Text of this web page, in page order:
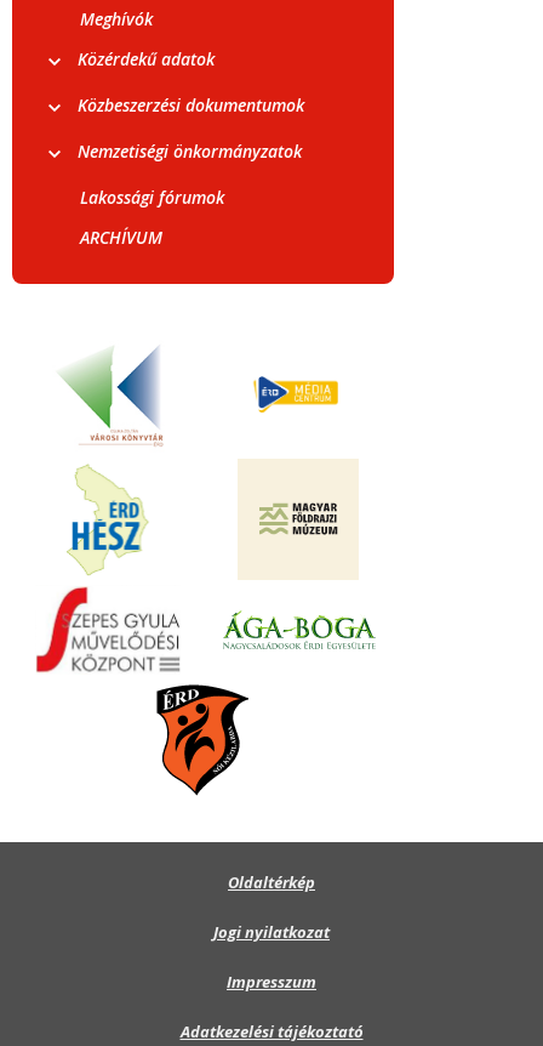
Meghívók
Közérdekű adatok
Közbeszerzési dokumentumok
Nemzetiségi önkormányzatok
Lakossági fórumok
ARCHÍVUM
Oldaltérkép
Jogi nyilatkozat
Impresszum
Adatkezelési tájékoztató